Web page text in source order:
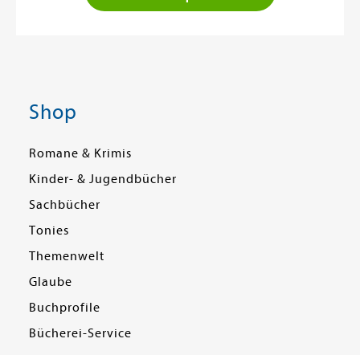
Shop
Romane & Krimis
Kinder- & Jugendbücher
Sachbücher
Tonies
Themenwelt
Glaube
Buchprofile
Bücherei-Service